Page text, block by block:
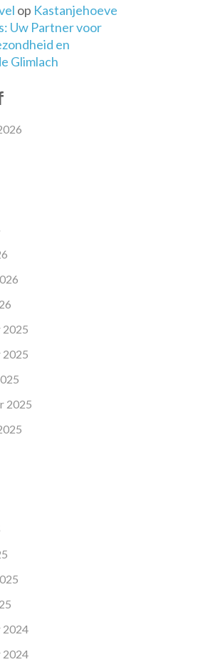
op Kastanjehoeve
Uw Partner voor
en
Glimlach
2025
2025
2025
2024
2024